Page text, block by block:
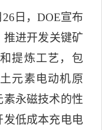
26 日， DOE宣布
推进开发关键矿
提炼工艺，包
元素电动机原
永磁技术的性
发低成本充电电